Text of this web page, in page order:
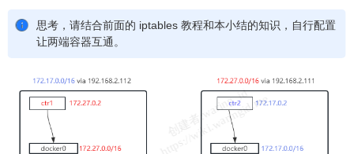
思考，请结合前面的 iptables 教程和本小结的知识，自行配置
让两端容器互通。